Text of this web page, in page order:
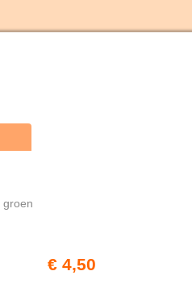
groen
€ 4,50